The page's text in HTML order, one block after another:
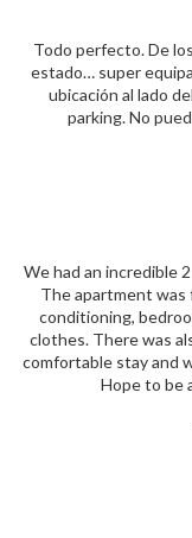
Todo perfecto. De
estado… super
ubicación al lado
parking. No
We had an incredible
The apartment was
conditioning,
clothes. There was
comfortable stay and
Hope to be